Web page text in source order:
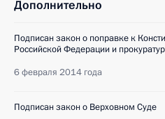
Дополнительно
Подписан закон о поправке к
Российской Федерации и
6 февраля 2014 года
Подписан закон о Верховном Суде